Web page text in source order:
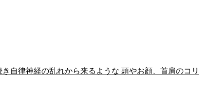
自律神経の乱れから来るような 頭やお顔、首肩のコリ